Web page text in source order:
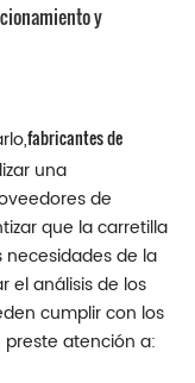
y
fabricantes de
una
de
que la carretilla
de la
el análisis de los
cumplir con los
preste atención a: